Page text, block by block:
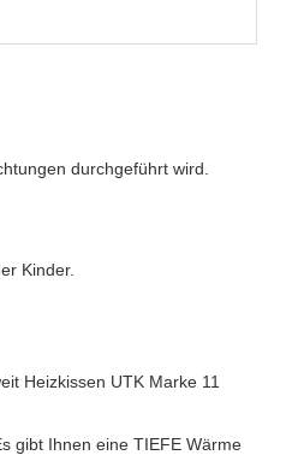
durchgeführt wird.
Kinder.
gibt Ihnen eine TIEFE Wärme